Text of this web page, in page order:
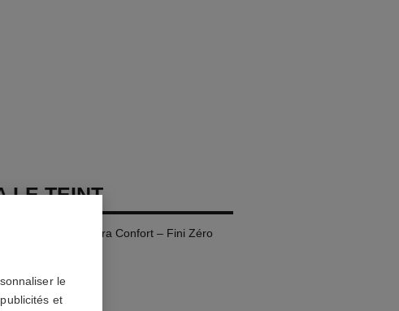
LE TEINT
Haute Tenue Ultra Confort – Fini Zéro
le
et